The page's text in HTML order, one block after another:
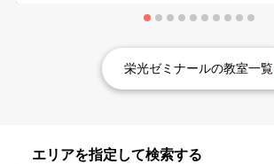
栄光ゼミナールの教室一覧
エリアを指定して検索する